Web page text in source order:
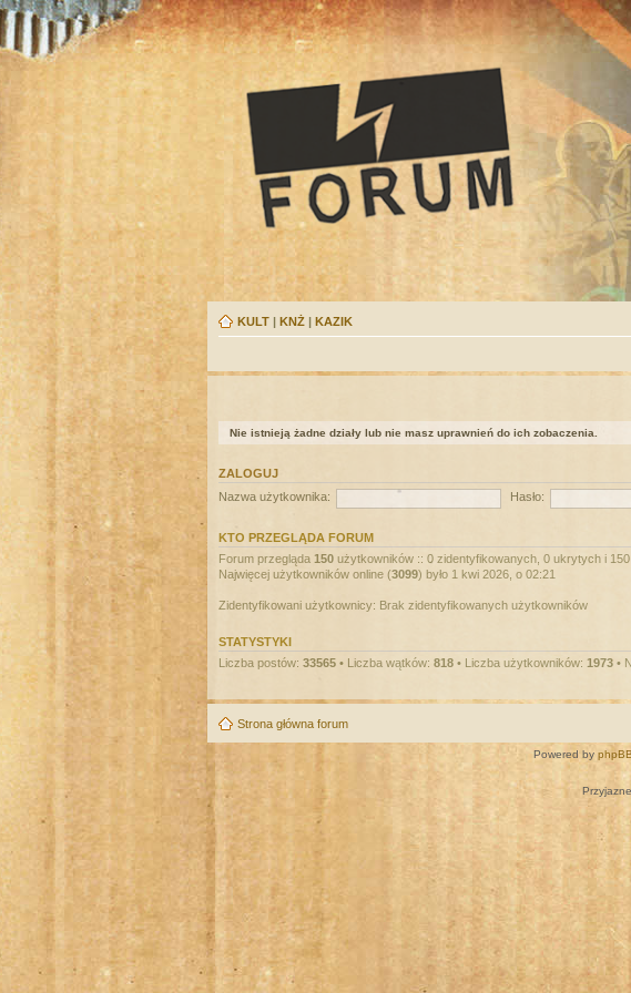
KULT | KNŻ | KAZIK
Nie istnieją żadne działy lub nie masz uprawnień do ich zobaczenia.
ZALOGUJ
Nazwa użytkownika:
Hasło:
KTO PRZEGLĄDA FORUM
Forum przegląda 150 użytkowników :: 0 zidentyfikowanych, 0 ukrytych i
Najwięcej użytkowników online (3099) było 1 kwi 2026, o 02:21
Zidentyfikowani użytkownicy: Brak zidentyfikowanych użytkowników
STATYSTYKI
Liczba postów: 33565 • Liczba wątków: 818 • Liczba użytkowników: 1973 •
Strona główna forum
Powered by phpBB